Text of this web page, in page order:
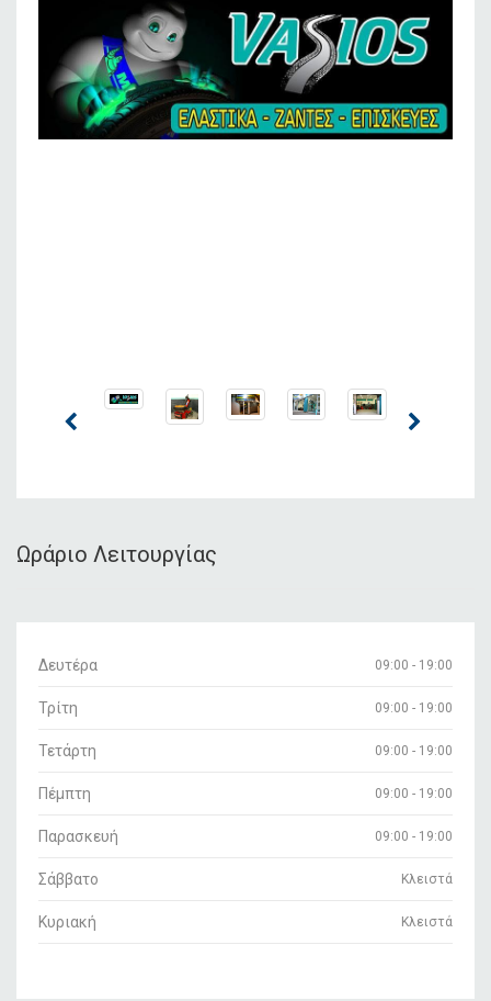
Ωράριο Λειτουργίας
Δευτέρα 09:00 - 19:00
Τρίτη 09:00 - 19:00
Τετάρτη 09:00 - 19:00
Πέμπτη 09:00 - 19:00
Παρασκευή 09:00 - 19:00
Σάββατο Κλειστά
Κυριακή Κλειστά